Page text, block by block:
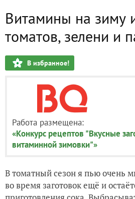
Витамины на зиму
томатов, зелени и
В избранное!
Работа размещена:
«Конкурс рецептов "Вкусные
витаминной зимовки"»
В томатный сезон я пью очень
во время заготовок ещё и